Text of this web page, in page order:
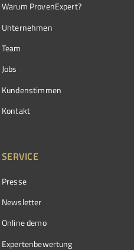
Warum ProvenExpert?
Unternehmen
Team
Jobs
Kundenstimmen
Kontakt
SERVICE
Presse
Newsletter
Online demo
Expertenbewertung